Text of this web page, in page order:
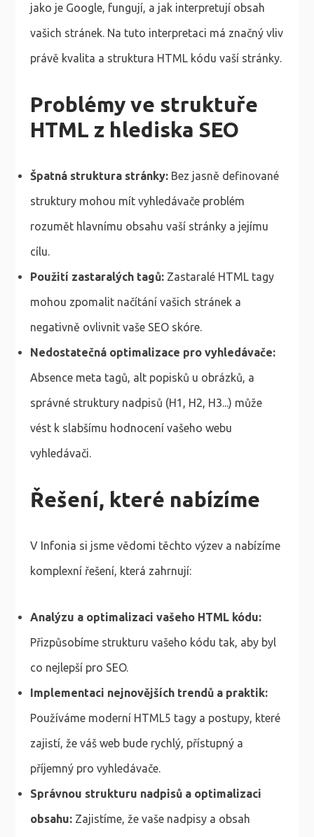
jako je Google, fungují, a jak interpretují obsah
vašich stránek. Na tuto interpretaci má značný vliv
právě kvalita a struktura HTML kódu vaší stránky.
Problémy ve struktuře
HTML z hlediska SEO
Špatná struktura stránky:Bez jasně definované
struktury mohou mít vyhledávače problém
rozumět hlavnímu obsahu vaší stránky a jejímu
cílu.
Použití zastaralých tagů:Zastaralé HTML tagy
mohou zpomalit načítání vašich stránek a
negativně ovlivnit vaše SEO skóre.
Nedostatečná optimalizace pro vyhledávače:
Absence meta tagů, alt popisků u obrázků, a
správné struktury nadpisů (H1, H2, H3...) může
vést k slabšímu hodnocení vašeho webu
vyhledávači.
Řešení, které nabízíme
V Infonia si jsme vědomi těchto výzev a nabízíme
komplexní řešení, která zahrnují:
Analýzu a optimalizaci vašeho HTML kódu:
Přizpůsobíme strukturu vašeho kódu tak, aby byl
co nejlepší pro SEO.
Implementaci nejnovějších trendů a praktik:
Používáme moderní HTML5 tagy a postupy, které
zajistí, že váš web bude rychlý, přístupný a
příjemný pro vyhledávače.
Správnou strukturu nadpisů a optimalizaci
obsahu:Zajistíme, že vaše nadpisy a obsah